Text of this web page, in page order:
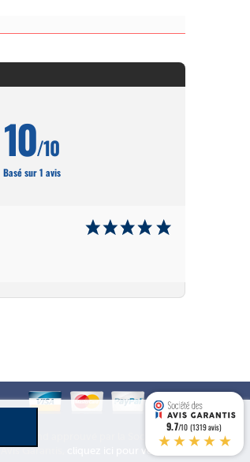
10/10
Basé sur 1 avis
Marchand approuvé par la Société des
Avis Garantis,
cliquez ici pour vérifier
9.7/10 (1319 avis)
★★★★★